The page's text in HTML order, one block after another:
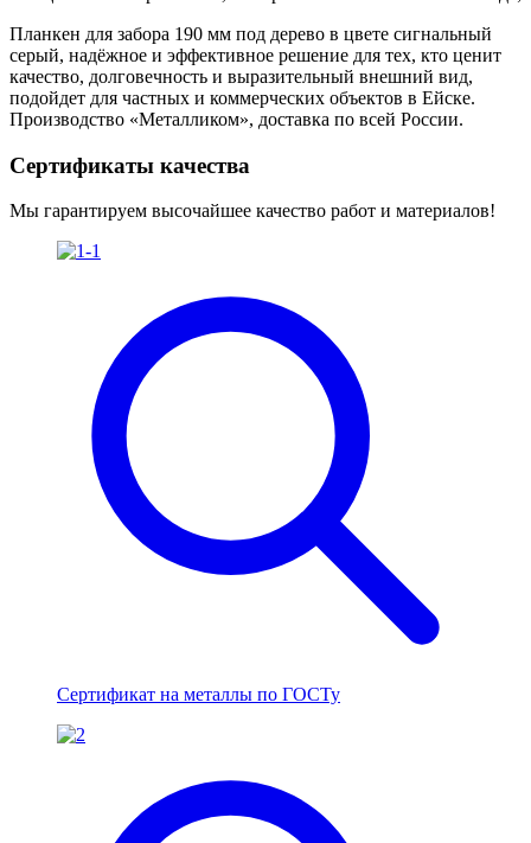
Планкен для забора 190 мм под дерево в цвете сигнальный
серый, надёжное и эффективное решение для тех, кто ценит
качество, долговечность и выразительный внешний вид,
подойдет для частных и коммерческих объектов в Ейске.
Производство «Металликом», доставка по всей России.
Сертификаты качества
Мы гарантируем высочайшее качество работ и материалов!
Сертификат на металлы по ГОСТу